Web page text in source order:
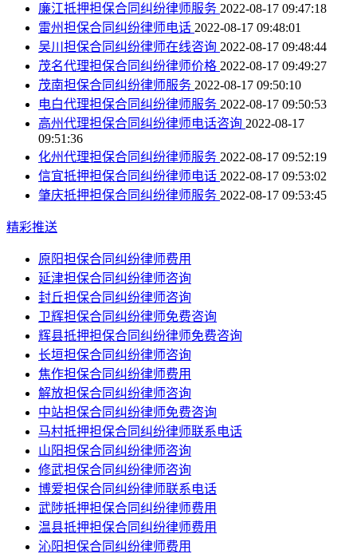
廉江抵押担保合同纠纷律师服务 2022-08-17 09:47:18
雷州担保合同纠纷律师电话 2022-08-17 09:48:01
吴川担保合同纠纷律师在线咨询 2022-08-17 09:48:44
茂名代理担保合同纠纷律师价格 2022-08-17 09:49:27
茂南担保合同纠纷律师服务 2022-08-17 09:50:10
电白代理担保合同纠纷律师服务 2022-08-17 09:50:53
高州代理担保合同纠纷律师电话咨询 2022-08-17
09:51:36
化州代理担保合同纠纷律师服务 2022-08-17 09:52:19
信宜抵押担保合同纠纷律师电话 2022-08-17 09:53:02
肇庆抵押担保合同纠纷律师服务 2022-08-17 09:53:45
精彩推送
原阳担保合同纠纷律师费用
延津担保合同纠纷律师咨询
封丘担保合同纠纷律师咨询
卫辉担保合同纠纷律师免费咨询
辉县抵押担保合同纠纷律师免费咨询
长垣担保合同纠纷律师咨询
焦作担保合同纠纷律师费用
解放担保合同纠纷律师咨询
中站担保合同纠纷律师免费咨询
马村抵押担保合同纠纷律师联系电话
山阳担保合同纠纷律师咨询
修武担保合同纠纷律师咨询
博爱担保合同纠纷律师联系电话
武陟抵押担保合同纠纷律师费用
温县抵押担保合同纠纷律师费用
沁阳担保合同纠纷律师费用